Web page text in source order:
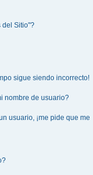
del Sitio"?
sigue siendo incorrecto!
nombre de usuario?
usuario, ¡me pide que me